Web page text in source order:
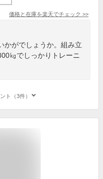
価格と在庫を楽天でチェック >>
かがでしょうか。組み立
㎏でしっかりトレーニ
ト（3件）